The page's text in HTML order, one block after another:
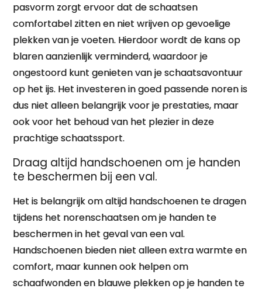
pasvorm zorgt ervoor dat de schaatsen
comfortabel zitten en niet wrijven op gevoelige
plekken van je voeten. Hierdoor wordt de kans op
blaren aanzienlijk verminderd, waardoor je
ongestoord kunt genieten van je schaatsavontuur
op het ijs. Het investeren in goed passende noren is
dus niet alleen belangrijk voor je prestaties, maar
ook voor het behoud van het plezier in deze
prachtige schaatssport.
Draag altijd handschoenen om je handen
te beschermen bij een val.
Het is belangrijk om altijd handschoenen te dragen
tijdens het norenschaatsen om je handen te
beschermen in het geval van een val.
Handschoenen bieden niet alleen extra warmte en
comfort, maar kunnen ook helpen om
schaafwonden en blauwe plekken op je handen te